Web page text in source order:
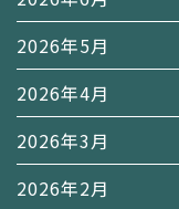
2026年5月
2026年4月
2026年3月
2026年2月